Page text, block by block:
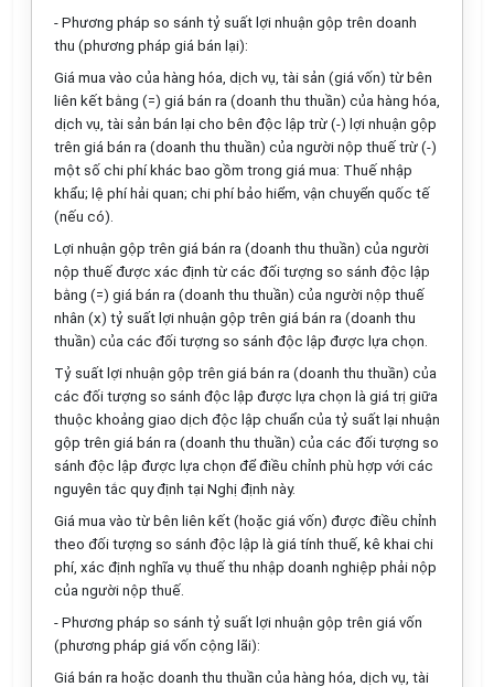
- Phương pháp so sánh tỷ suất lợi nhuận gộp trên doanh
thu (phương pháp giá bán lại):
Giá mua vào của hàng hóa, dịch vụ, tài sản (giá vốn) từ bên
liên kết bằng (=) giá bán ra (doanh thu thuần) của hàng hóa,
dịch vụ, tài sản bán lại cho bên độc lập trừ (-) lợi nhuận gộp
trên giá bán ra (doanh thu thuần) của người nộp thuế trừ (-)
một số chi phí khác bao gồm trong giá mua: Thuế nhập
khẩu; lệ phí hải quan; chi phí bảo hiểm, vận chuyển quốc tế
(nếu có).
Lợi nhuận gộp trên giá bán ra (doanh thu thuần) của người
nộp thuế được xác định từ các đối tượng so sánh độc lập
bằng (=) giá bán ra (doanh thu thuần) của người nộp thuế
nhân (x) tỷ suất lợi nhuận gộp trên giá bán ra (doanh thu
thuần) của các đối tượng so sánh độc lập được lựa chọn.
Tỷ suất lợi nhuận gộp trên giá bán ra (doanh thu thuần) của
các đối tượng so sánh độc lập được lựa chọn là giá trị giữa
thuộc khoảng giao dịch độc lập chuẩn của tỷ suất lại nhuận
gộp trên giá bán ra (doanh thu thuần) của các đối tượng so
sánh độc lập được lựa chọn để điều chỉnh phù hợp với các
nguyên tắc quy định tại Nghị định này.
Giá mua vào từ bên liên kết (hoặc giá vốn) được điều chỉnh
theo đối tượng so sánh độc ập là giá tính thuế, kê khai chi
phí, xác định nghĩa vụ thuế thu nhập doanh nghiệp phải nộp
của người nộp thuế.
- Phương pháp so sánh tỷ suất lợi nhuận gộp trên giá vốn
(phương pháp giá vốn cộng lãi):
Giá bán ra hoặc doanh thu thuần của hàng hóa, dịch vụ, tài